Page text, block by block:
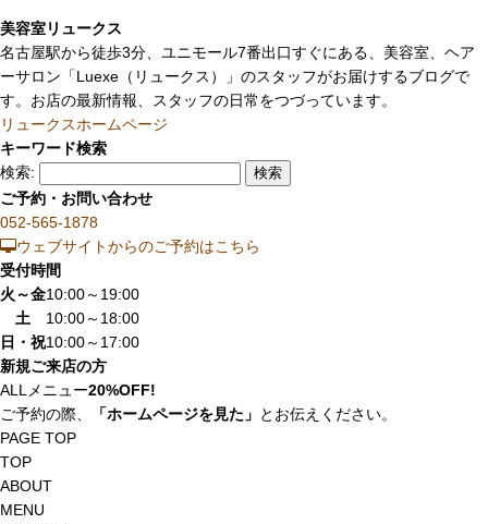
美容室リュークス
名古屋駅から徒歩3分、ユニモール7番出口すぐにある、美容室、ヘア
ーサロン「Luexe（リュークス）」のスタッフがお届けするブログで
す。お店の最新情報、スタッフの日常をつづっています。
リュークスホームページ
キーワード検索
検索:
ご予約・お問い合わせ
052-565-1878
ウェブサイトからのご予約はこちら
受付時間
火～金10:00～19:00
土
10:00～18:00
日・祝10:00～17:00
新規ご来店の方
ALLメニュー20%OFF!
ご予約の際、
「ホームページを見た」 とお伝えください。
PAGE TOP
TOP
ABOUT
MENU